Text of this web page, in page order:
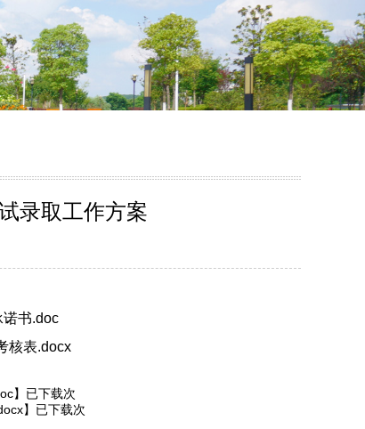
录取工作方案
诺书.doc
核表.docx
】已下载次
】已下载次